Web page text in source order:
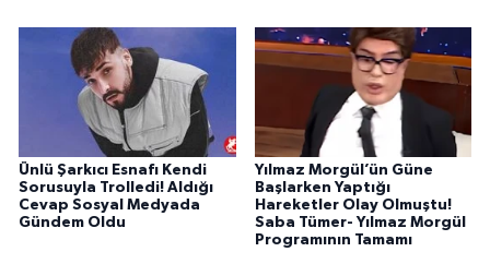
Ünlü Şarkıcı Esnafı Kendi
Sorusuyla Trolledi! Aldığı
Cevap Sosyal Medyada
Gündem Oldu
Yılmaz Morgül’ün Güne
Başlarken Yaptığı
Hareketler Olay Olmuştu!
Saba Tümer- Yılmaz Morgül
Programının Tamamı